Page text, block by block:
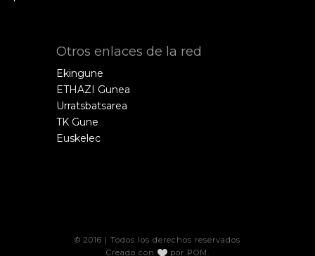
Otros enlaces de la red
Ekingune
ETHAZI Gunea
Urratsbatsarea
TK Gune
Euskelec
© 2016 | Todos los derechos reservados
Creado con
por POM .